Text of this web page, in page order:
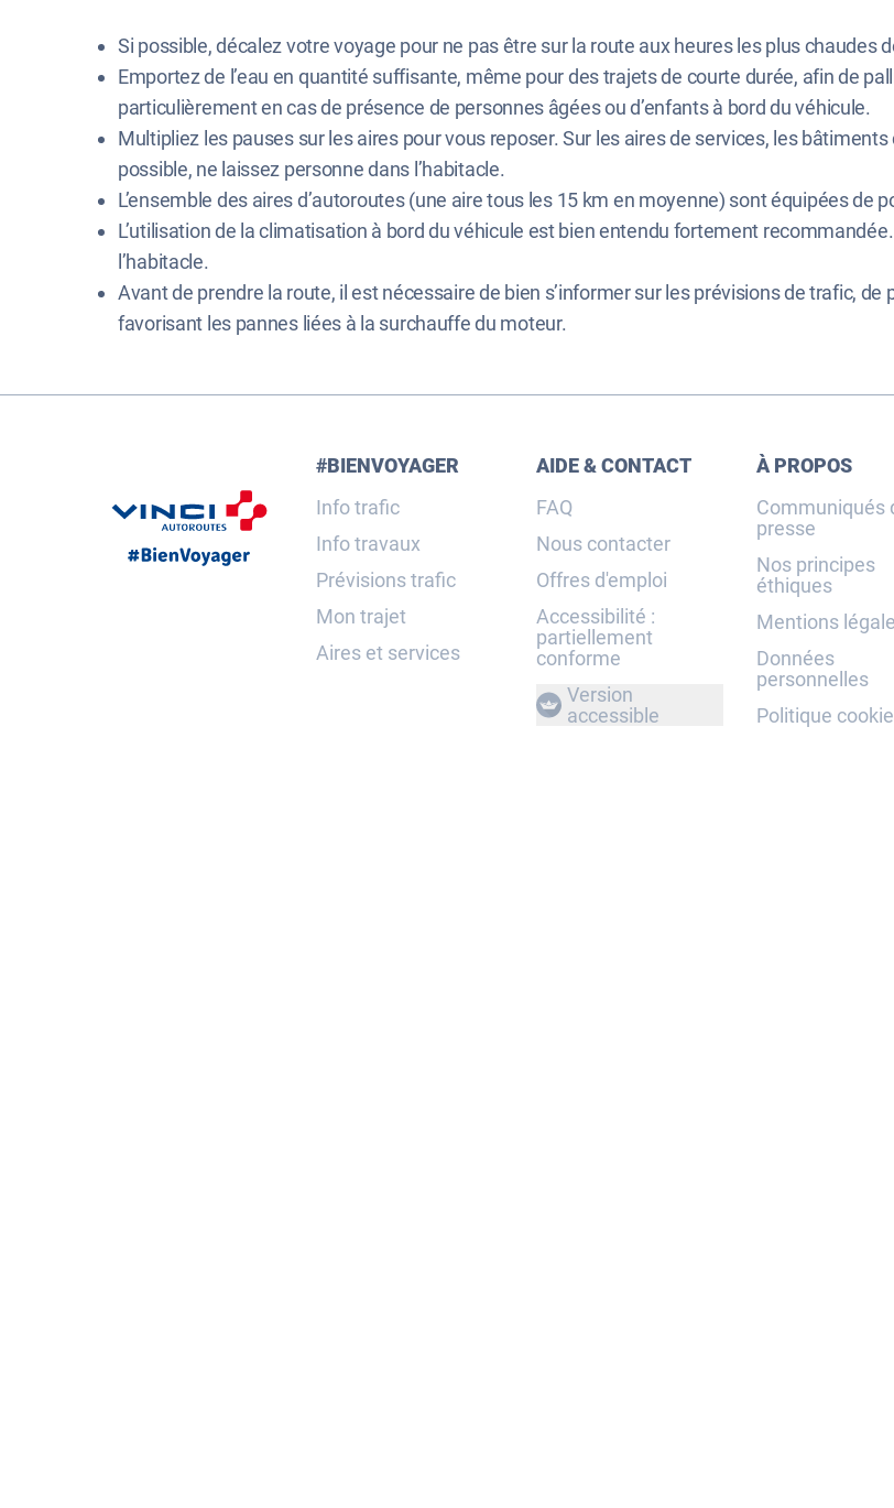
Si possible, décalez votre voyage pour ne pas être sur la route aux heures les plus chaudes
Emportez de l’eau en quantité suffisante, même pour des trajets de courte durée, afin de
particulièrement en cas de présence de personnes âgées ou d’enfants à bord du véhicule.
Multipliez les pauses sur les aires pour vous reposer. Sur les aires de services, les
possible, ne laissez personne dans l’habitacle.
L’ensemble des aires d’autoroutes (une aire tous les 15 km en moyenne) sont équipées de
L’utilisation de la climatisation à bord du véhicule est bien entendu fortement
l’habitacle.
Avant de prendre la route, il est nécessaire de bien s’informer sur les prévisions de trafic,
favorisant les pannes liées à la surchauffe du moteur.
#BIENVOYAGER
Info trafic
Info travaux
Prévisions trafic
Mon trajet
Aires et services
AIDE & CONTACT
FAQ
Nous contacter
Offres d'emploi
Accessibilité :
partiellement
conforme
Version
accessible
À PROPOS
Communiqués
presse
Nos principes
éthiques
Mentions
Données
personnelles
Politique